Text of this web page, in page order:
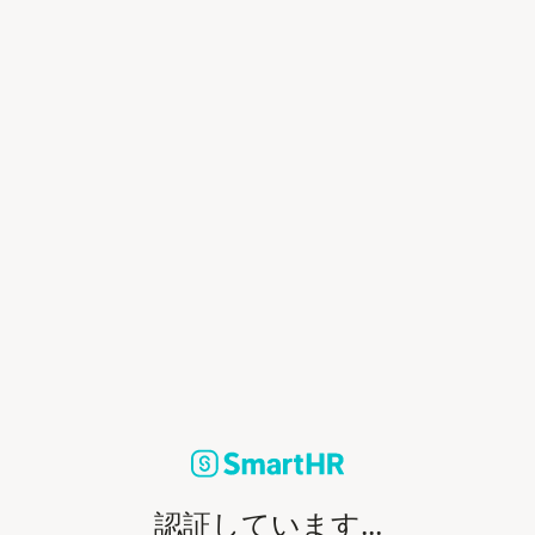
認証しています...